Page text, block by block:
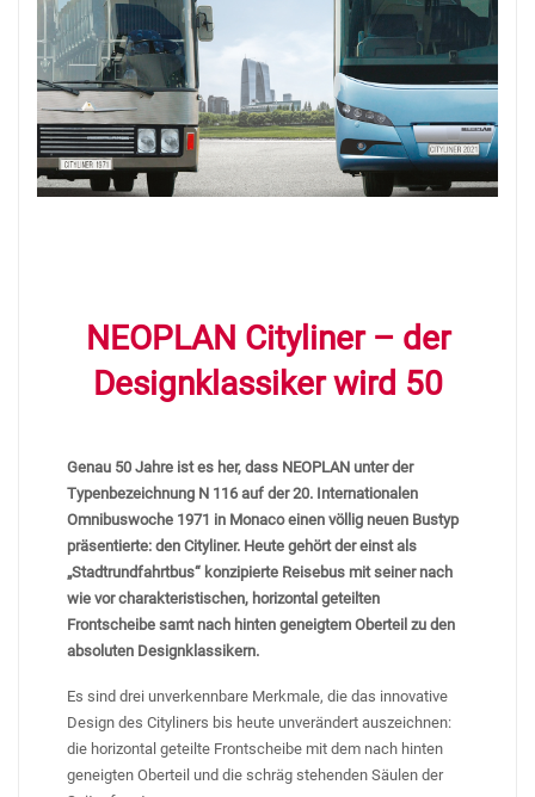
NEOPLAN Cityliner – der
Designklassiker wird 50
Genau 50 Jahre ist es her, dass NEOPLAN unter der
Typenbezeichnung N 116auf der 20. Internationalen
Omnibuswoche 1971 in Monaco einen völlig neuen Bustyp
präsentierte: den Cityliner. Heute gehört der einst als
„Stadtrundfahrtbus“ konzipierte Reisebus mit seiner nach
wie vor charakteristischen, horizontal geteilten
Frontscheibe samt nach hinten geneigtem Oberteil zu den
absoluten Designklassikern.
Es sind drei unverkennbare Merkmale, die das innovative
Design des Cityliners bis heute unverändert auszeichnen:
die horizontal geteilte Frontscheibe mit dem nach hinten
geneigten Oberteil und die schräg stehenden Säulen der